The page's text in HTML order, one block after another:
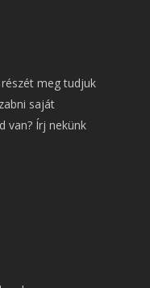
meg tudjuk
saját
van? Írj nekünk